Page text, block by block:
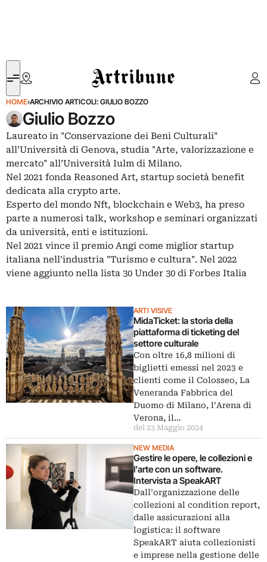
Artribune
HOME›ARCHIVIO ARTICOLI: GIULIO BOZZO
Giulio Bozzo
Laureato in "Conservazione dei Beni Culturali"
all’Università di Genova, studia "Arte, valorizzazione e
mercato" all’Università Iulm di Milano.
Nel 2021 fonda Reasoned Art, startup società benefit
dedicata alla crypto arte.
Esperto del mondo Nft, blockchain e Web3, ha preso
parte a numerosi talk, workshop e seminari organizzati
da università, enti e istituzioni.
Nel 2021 vince il premio Angi come miglior startup
italiana nell'industria "Turismo e cultura". Nel 2022
viene aggiunto nella lista 30 Under 30 di Forbes Italia
ARTI VISIVE
MidaTicket: la storia della
piattaforma di ticketing del
settore culturale
Con oltre 16,8 milioni di
biglietti emessi nel 2023 e
clienti come il Colosseo, La
Veneranda Fabbrica del
Duomo di Milano, l’Arena di
Verona, il…
del 23 Maggio 2024
NEW MEDIA
Gestire le opere, le collezioni e
l’arte con un software.
Intervista a SpeakART
Dall’organizzazione delle
collezioni al condition report,
dalle assicurazioni alla
logistica: il software
SpeakART aiuta collezionisti
e imprese nella gestione delle